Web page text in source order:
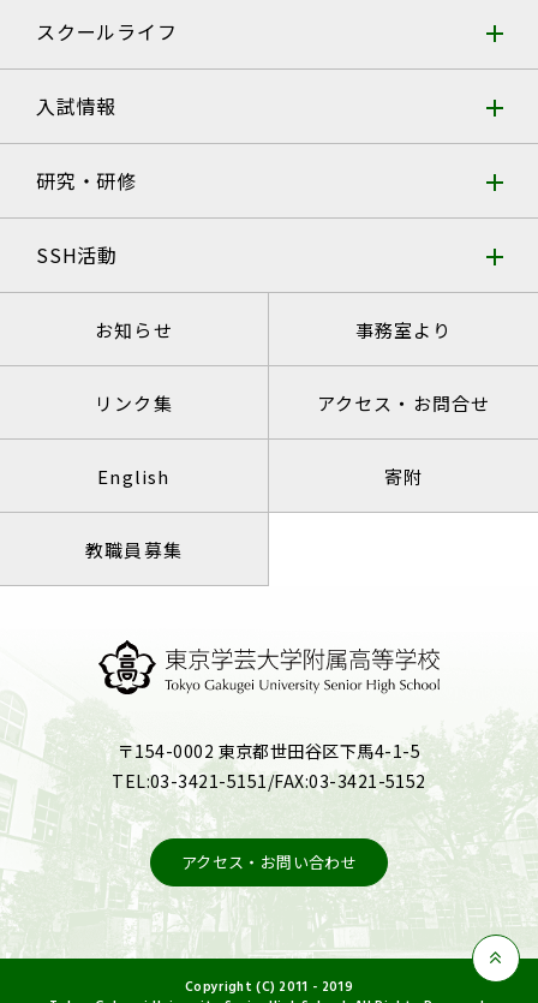
スクールライフ
入試情報
研究・研修
SSH活動
お知らせ 事務室より
リンク集 アクセス・お問合せ
English 寄附
教職員募集
〒154-0002 東京都世田谷区下馬4-1-5
TEL:03-3421-5151/FAX:03-3421-5152
アクセス・お問い合わせ
Copyright (C) 2011 - 2019